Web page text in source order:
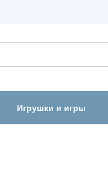
Игрушки и игры